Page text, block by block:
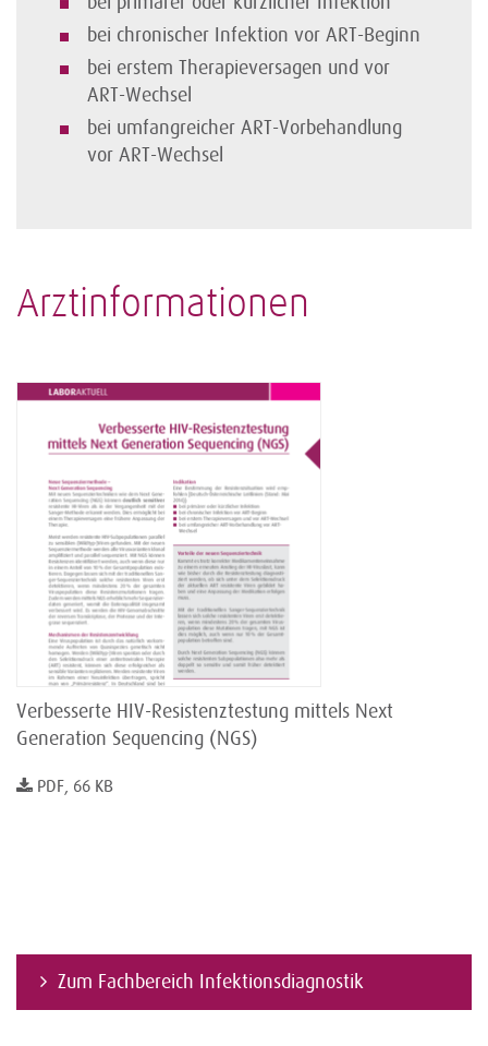
bei chronischer Infektion vor ART-Beginn
bei erstem Therapieversagen und vor
ART-Wechsel
bei umfangreicher ART-Vorbehandlung
vor ART-Wechsel
Arztinformationen
Verbesserte HIV-Resistenztestung mittels Next
Generation Sequencing (NGS)
PDF, 66 KB
Zum Fachbereich Infektionsdiagnostik